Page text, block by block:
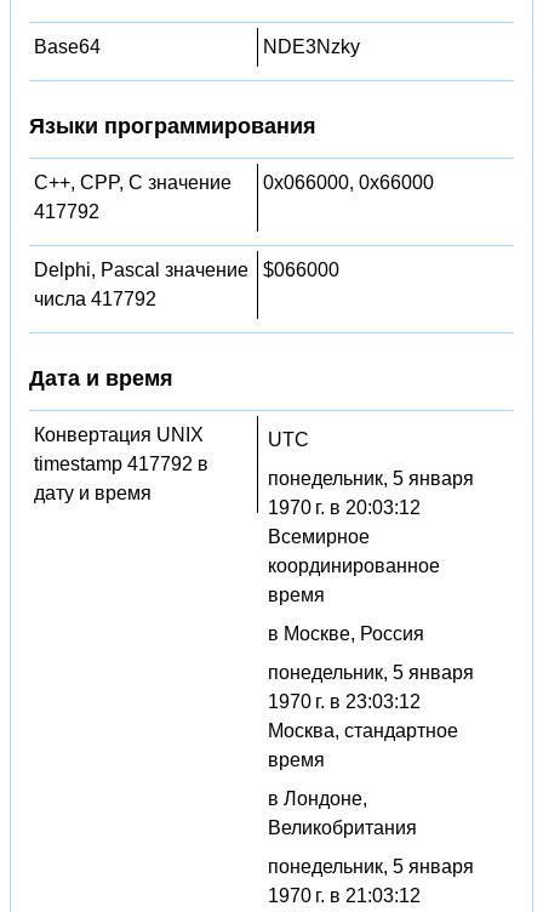
Base64 NDE3Nzky
Языки программирования
C++, CPP, C значение
417792
0x066000, 0x66000
Delphi, Pascal значение
числа 417792
$066000
Дата и время
Конвертация UNIX
timestamp 417792 в
дату и время
UTC
понедельник, 5 января
1970 г. в 20:03:12
Всемирное
координированное
время
в Москве, Россия
понедельник, 5 января
1970 г. в 23:03:12
Москва, стандартное
время
в Лондоне,
Великобритания
понедельник, 5 января
1970 г. в 21:03:12